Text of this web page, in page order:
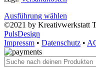
Ausführung wählen
©2021 by Kreativwerkstatt
PulsDesign
Impressm • Datenschutz •